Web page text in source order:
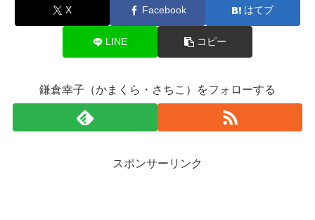
X Facebook はてブ
LINE コピー
鎌倉幸子（かまくら・さちこ）をフォローする
スポンサーリンク